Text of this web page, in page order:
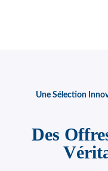
Une Sélection
Des